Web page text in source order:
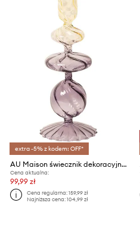
extra -5% z kodem: OFF*
AU Maison świecznik dekoracyjny
Cena aktualna:
99,99 zł
Cena regularna:159,99 zł
Najniższa cena:104,99 zł